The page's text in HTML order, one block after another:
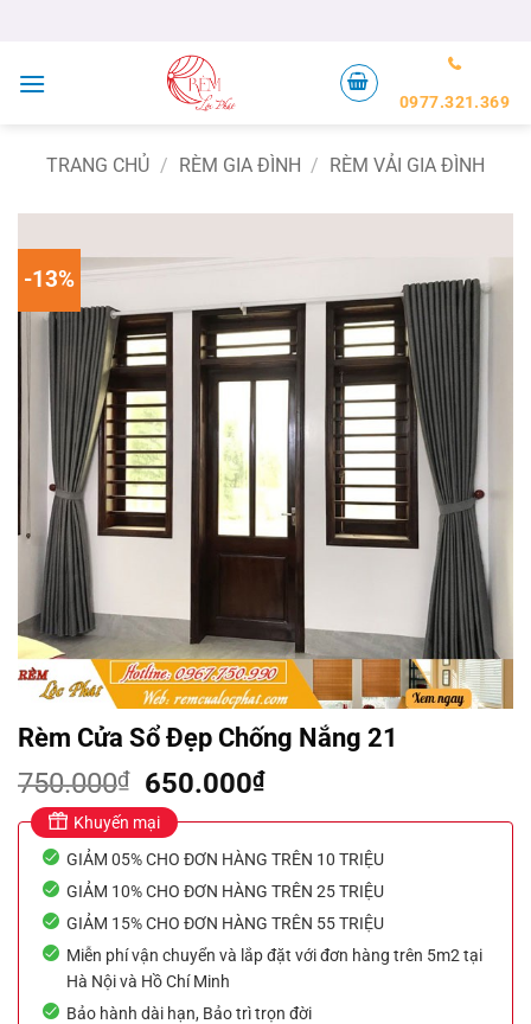
nội
0977.321.369
TRANG CHỦ / RÈM GIA ĐÌNH / RÈM VẢI GIA ĐÌNH
-13%
Rèm Cửa Sổ Đẹp Chống Nắng 21
750.000₫
Giá
gốc
là:
750.000₫.
650.000₫Giá
là:
650.000₫.
Khuyến mại
GIẢM 05% CHO ĐƠN HÀNG TRÊN 10 TRIỆU
GIẢM 10% CHO ĐƠN HÀNG TRÊN 25 TRIỆU
GIẢM 15% CHO ĐƠN HÀNG TRÊN 55 TRIỆU
Miễn phí vận chuyển và lắp đặt với đơn hàng trên 5m2 tại
Hà Nội và Hồ Chí Minh
Bảo hành dài hạn, Bảo trì trọn đời